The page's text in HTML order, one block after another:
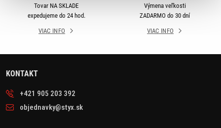
Tovar NA SKLADE
expedujeme do 24 hod.
VIAC INFO
Výmena veľkosti
ZADARMO do 30 dní
VIAC INFO
KONTAKT
+421 905 203 392
objednavky@styx.sk